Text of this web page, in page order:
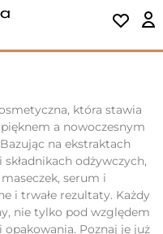
która stawia
a nowoczesnym
na ekstraktach
odżywczych,
serum i
i trwałe rezultaty. Każdy
nie tylko pod względem
Poznaj je już